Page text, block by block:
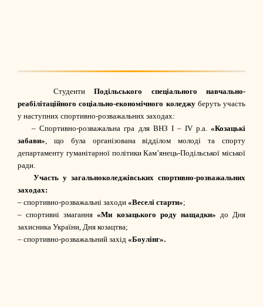
СтудентиПодільського спеціального навчально-
реабілітаційного соціально-економічного коледжуберуть участь
у наступних спортивно-розважальних заходах:
– Спортивно-розважальна гра для ВНЗ І – ІV р.а. «Козацькі
забави», що була організована відділом молоді та спорту
департаменту гуманітарної політики Камʼянець-Подільської міської
ради.
Участь у загальноколеджівських спортивно-розважальних
заходах:
– спортивно-розважальні заходи «Веселі старти»;
– спортивні змагання«Ми козацького роду нащадки» до Дня
захисника України, Дня козацтва;
– спортивно-розважальний захід «Боулінг».